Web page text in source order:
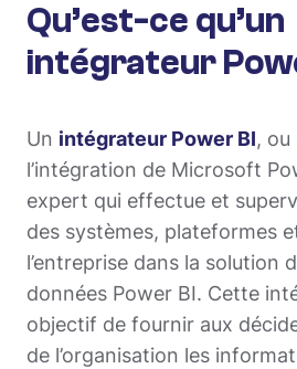
Qu’est-ce qu’un
intégrateur
Un intégrateur Power BI, ou
l’intégration de Microsoft
expert qui effectue et
des systèmes, plateformes
l’entreprise dans la solution
données Power BI. Cette
objectif de fournir aux
de l’organisation les